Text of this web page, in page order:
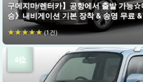
구메지마/렌터카】공항에서 출발 가능
승》내비게이션 기본 장착 & 송영 무료
(1건)